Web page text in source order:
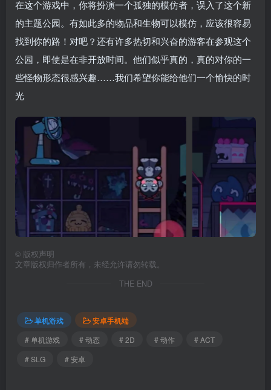
在这个游戏中，你将扮演一个孤独的模仿者，误入了这个新
的主题公园。有如此多的物品和生物可以模仿，应该很容易
找到你的路！对吧？还有许多热切和兴奋的游客在参观这个
公园，即使是在非开放时间。他们似乎真的，真的对你的一
些怪物形态很感兴趣……我们希望你能给他们一个愉快的时
光
© 版权声明
文章版权归作者所有，未经允许请勿转载。
THE END
单机游戏
安卓手机端
# 单机游戏
# 动态 # 2D # 动作
# ACT
# SLG
# 安卓